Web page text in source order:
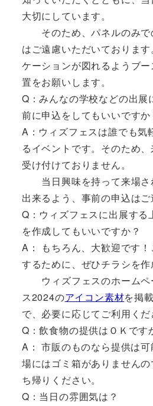
大切にしています。
そのため、パネルのみで
はご遠慮いただいておりま
ケーションが図れるようブ
置をお願いします。
Q：みんなの学校などの出展
前に申込をしてもいいですか
A：ウィズフェスは誰でも気
るイベントです。そのため
受け付けておりません。
当日興味を持って来場さ
出来るよう、事前の申込はご
Q：ウィズフェスに出展する
を作成してもいいですか？
A： もちろん、大歓迎です
するために、ぜひチラシを作
ウィズフェスのホームペ
ス2024のアイコン素材を掲
で、必要に応じてご利用くだ
Q：飲食物の提供はＯＫです
A： 市販のものなら提供は
場にはゴミ箱がありません
ち帰りください。
Q：当日の雰囲気は？